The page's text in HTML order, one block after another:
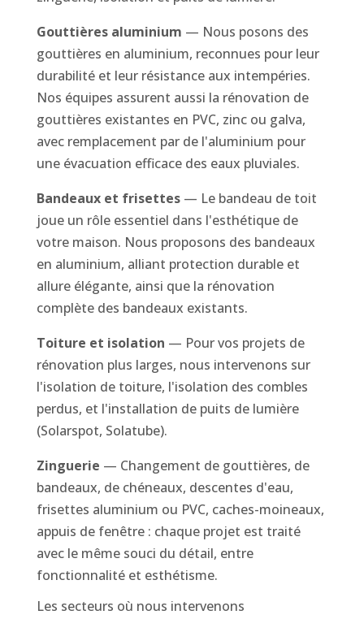
Gouttières aluminium — Nous posons des
gouttières en aluminium, reconnues pour leur
durabilité et leur résistance aux intempéries.
Nos équipes assurent aussi la rénovation de
gouttières existantes en PVC, zinc ou galva,
avec remplacement par de l'aluminium pour
une évacuation efficace des eaux pluviales.
Bandeaux et frisettes— Le bandeau de toit
joue un rôle essentiel dans l'esthétique de
votre maison. Nous proposons des bandeaux
en aluminium, alliant protection durable et
allure élégante, ainsi que la rénovation
complète des bandeaux existants.
Toiture et isolation — Pour vos projets de
rénovation plus larges, nous intervenons sur
l'isolation de toiture, l'isolation des combles
perdus, et l'installation de puits de lumière
(Solarspot, Solatube).
Zinguerie — Changement de gouttières, de
bandeaux, de chéneaux, descentes d'eau,
frisettes aluminium ou PVC, caches-moineaux,
appuis de fenêtre : chaque projet est traité
avec le même souci du détail, entre
fonctionnalité et esthétisme.
Les secteurs où nous intervenons